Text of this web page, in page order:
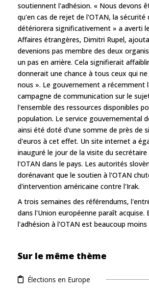
soutiennent l'adhésion. « Nous devons
qu'en cas de rejet de l'OTAN, la sécurité
détériorera significativement » a averti
Affaires étrangères, Dimitri Rupel,
devenions pas membre des deux
un pas en arrière. Cela signifierait
donnerait une chance à tous ceux qui
nous ». Le gouvernement a récemment
campagne de communication sur le
l'ensemble des ressources disponibles
population. Le service gouvernemental
ainsi été doté d'une somme de près de
d'euros à cet effet. Un site internet a
inauguré le jour de la visite du
l'OTAN dans le pays. Les autorités
dorénavant que le soutien à l'OTAN
d'intervention américaine contre l'Irak.
A trois semaines des référendums,
dans l'Union européenne paraît acquise.
l'adhésion à l'OTAN est beaucoup moins
Sur le même thème
Élections en Europe